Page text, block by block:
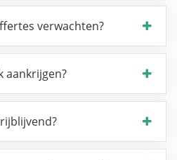
verwachten?
aankrijgen?